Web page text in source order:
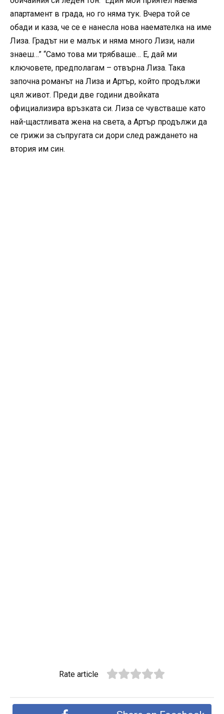
апартамент в града, но го няма тук. Вчера той се
обади и каза, че се е нанесла нова наемателка на име
Лиза. Градът ни е малък и няма много Лизи, нали
знаеш…” “Само това ми трябваше… Е, дай ми
ключовете, предполагам – отвърна Лиза. Така
започна романът на Лиза и Артър, който продължи
цял живот. Преди две години двойката
официализира връзката си. Лиза се чувстваше като
най-щастливата жена на света, а Артър продължи да
се грижи за съпругата си дори след раждането на
втория им син.
Rate article